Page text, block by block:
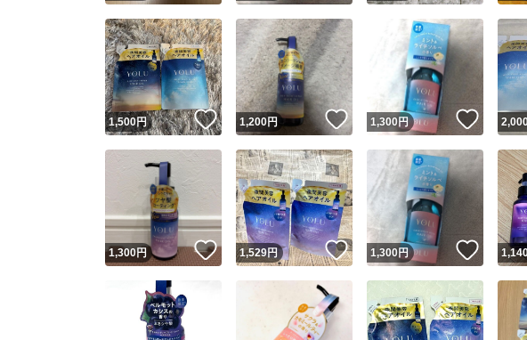
スピード&安心発送
※このバッジは実績に基づく表示で
スピード＆安心発送
この
ます
スピード発送 この
安心発送 この
1,500円 いいね！
1,200円 いいね！
1,300円 いいね
1,300円 いいね！
1,529円 いいね！
1,300円 いいね